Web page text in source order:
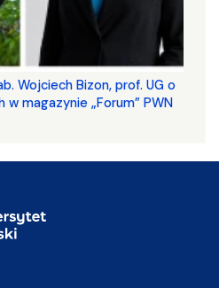
Wojciech Bizon, prof. UG o
magazynie „Forum” PWN